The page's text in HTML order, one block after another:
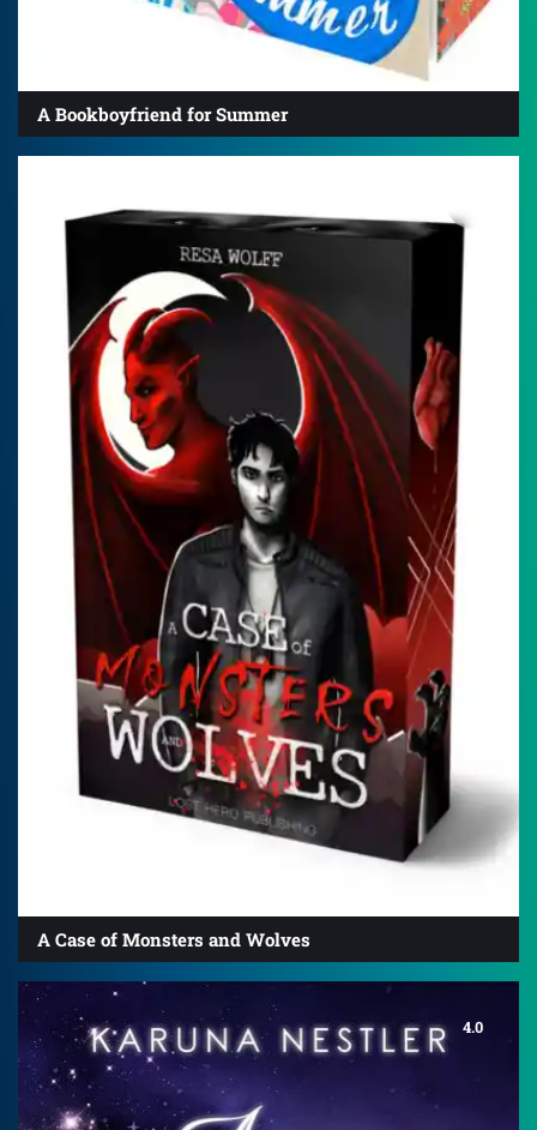
A Bookboyfriend for Summer
A Case of Monsters and Wolves
4.0